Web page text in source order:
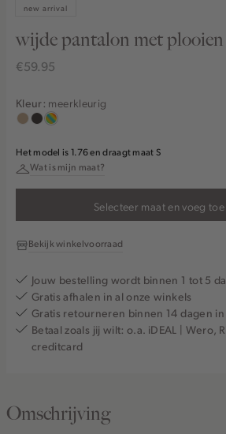
new arrival
wijde pantalon met plooien
€59.95
Kleur: meerkleurig
zandchocomeerkleurig
Het model is 1.76 en draagt maat S
Wat is mijn maat?
Selecteer maat en voeg toe
Bekijk winkelvoorraad
Jouw bestelling wordt binnen 1 tot 5
Gratis afhalen in al onze winkels
Gratis retourneren binnen 14 dagen
Betaal zoals jij wilt: o.a. iDEAL | Wero,
creditcard
Omschrijving